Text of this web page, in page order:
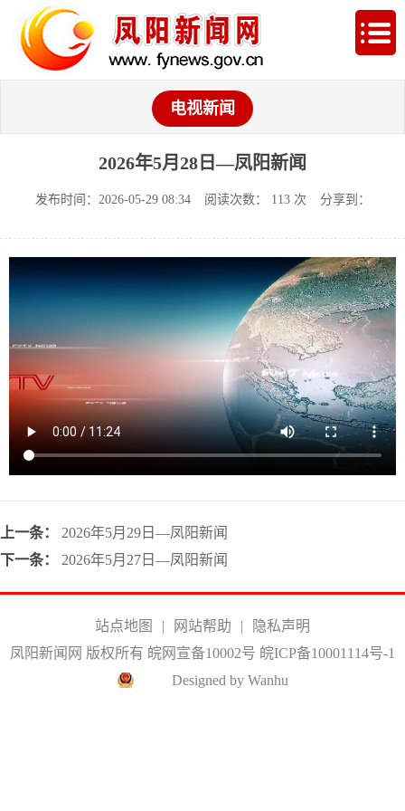
电视新闻
2026年5月28日—凤阳新闻
发布时间：2026-05-29 08:34 阅读次数： 113次 分享到：
上一条：
2026年5月29日—凤阳新闻
下一条：
2026年5月27日—凤阳新闻
站点地图 | 网站帮助 |
隐私声明
凤阳新闻网 版权所有 皖网宣备10002号 皖ICP备10001114号-1
Designed by Wanhu